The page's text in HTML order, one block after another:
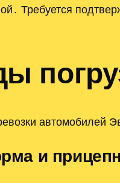
Требуется
автомобилей
и